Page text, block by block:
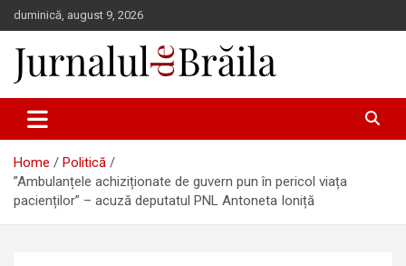
Skip
to
content
duminică, august 9, 2026
Jurnalul de Brăila
Home
Politică
”Ambulanțele achiziționate de guvern pun în pericol viața
pacienților” – acuză deputatul PNL Antoneta Ioniță